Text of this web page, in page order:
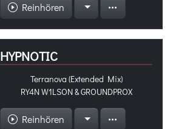
Reinhören
HYPNOTIC
Terranova (Extended Mix)
RY4N W1LSON & GROUNDPROX
Reinhören